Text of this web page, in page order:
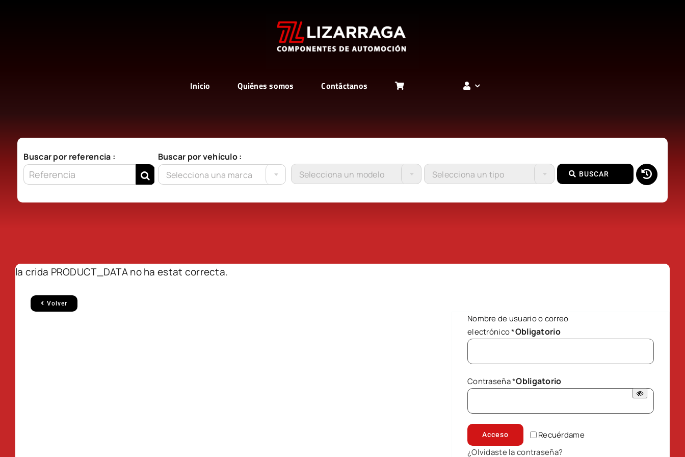
Inicio Quiénes somos Contáctanos
Buscar por referencia :
Buscar por vehículo :
Selecciona una marca
Selecciona un modelo Selecciona un tipo BUSCAR
la crida PRODUCT_DATA no ha estat correcta.
Volver
Nombre de usuario o correo
electrónico*Obligatorio
Contraseña*Obligatorio
Recuérdame
Acceso
¿Olvidaste la contraseña?